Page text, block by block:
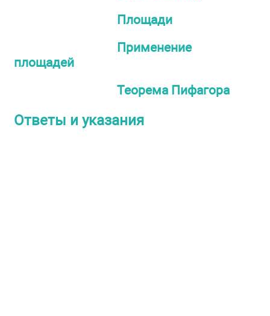
Площади
Применение
площадей
Теорема Пифагора
Ответы и указания